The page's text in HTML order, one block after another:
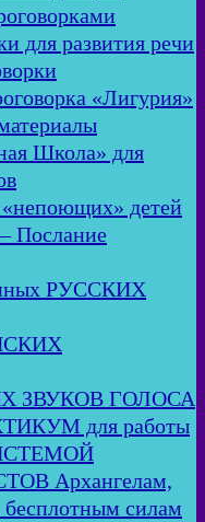
для развития речи
«Лигурия»
Школа» для
детей
Послание
РУССКИХ
ЗВУКОВ ГОЛОСА
для работы
Архангелам,
силам